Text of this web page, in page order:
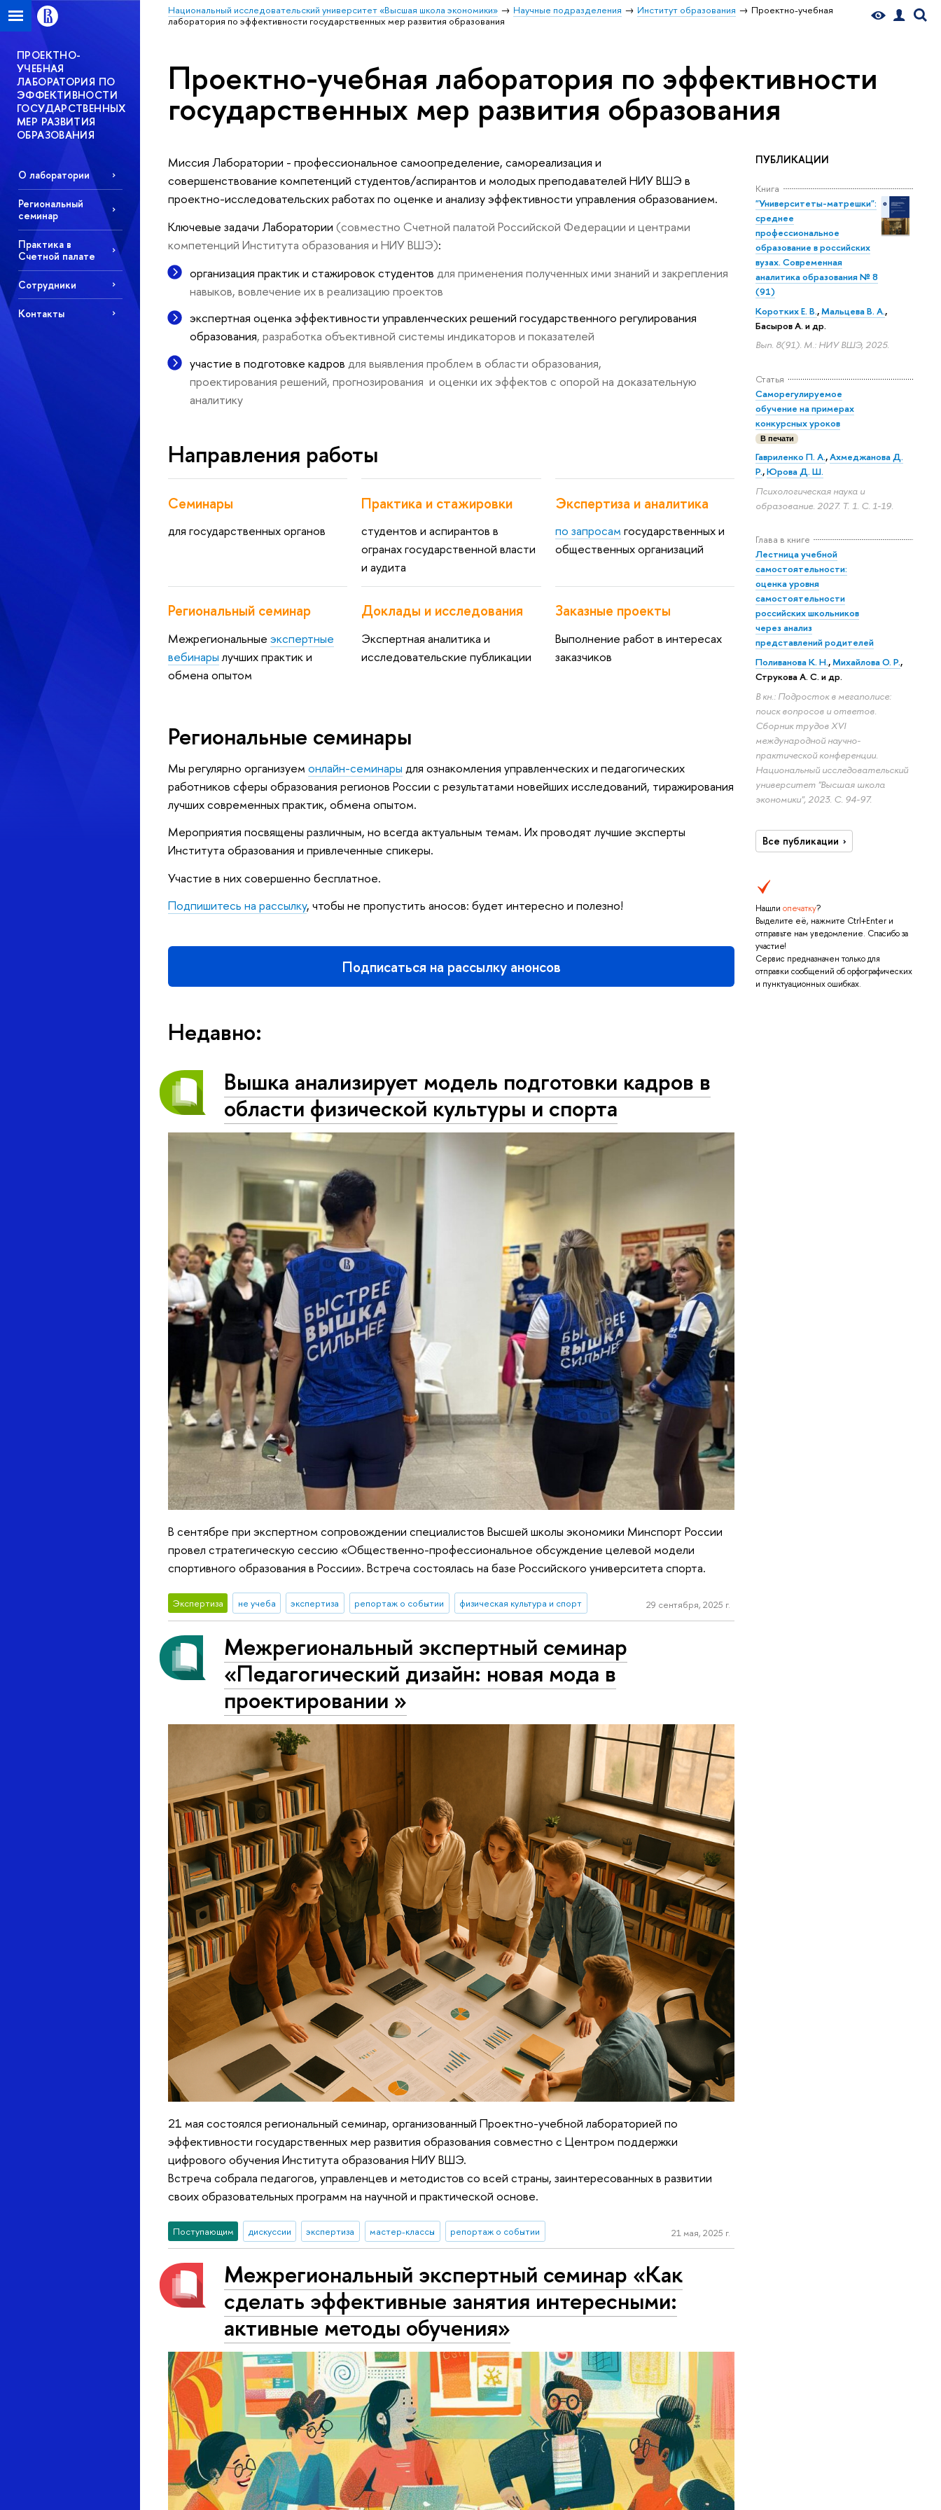
Национальный исследовательский университет «Высшая школа экономики» Научные подразделения Институт образования
Проектно-учебная
лаборатория по эффективности государственных мер развития образования
ПРОЕКТНО-
УЧЕБНАЯ
ЛАБОРАТОРИЯ ПО
ЭФФЕКТИВНОСТИ
ГОСУДАРСТВЕННЫХ
МЕР РАЗВИТИЯ
ОБРАЗОВАНИЯ
О лаборатории
Региональный
семинар
Практика
Счетной палате
Сотрудники
Контакты
Проектно-учебная лаборатория по эффективности
осударственных мер развития образования
ПУБЛИКАЦИИ
Книга
"Университеты-матрешки":
среднее
профессиональное
образование в российских
узах. Современная
аналитика образования № 8
(91)
Коротких Е. В.,Мальцева В. А.,
Басыров А. и др.
ып. 8(91). М.: НИУ ВШЭ, 2025.
Статья
Саморегулируемое
обучение на примерах
конкурсных уроко
печати
Гавриленко П. А.,Ахмеджанова Д.
Р.,Юрова Д. Ш.
Психологическая наука и
образование. 2027. Т. 1. С. 1-19.
Глава в книге
Лестница учебной
самостоятельности:
оценка уровня
самостоятельности
российских школьнико
через анализ
представлений родителей
Поливанова К. Н.,Михайлова О. Р.,
Струкова А. С. и др.
кн.: Подросток в мегаполисе:
поиск вопросов и ответов.
Сборник трудов XVI
международной научно-
практической конференции.
Национальный исследовательский
университет "Высшая школа
экономики", 2023. С. 94-97.
се публикации
Нашли опечатку?
ыделите её, нажмите Ctrl+Enter и
отправьте нам уведомление. Спасибо за
участие!
Сервис предназначен только для
отправки сообщений об орфографических
и пунктуационных ошибках.
Миссия Лаборатории - профессиональное самоопределение, самореализация и
совершенствование компетенций студентов/аспирантов и молодых преподавателей НИУ ВШЭ
проектно-исследовательских работах по оценке и анализу эффективности управления образованием.
Ключевые задачи Лаборатории (совместно Счетной палатой Российской Федерации и центрами
компетенций Института образования и НИУ ВШЭ):
организация практик и стажировок студенто для применения полученных ими знаний и закрепления
навыков, вовлечение их в реализацию проекто
экспертная оценка эффективности управленческих решений государственного регулирования
образования, разработка объективной системы индикаторов и показателей
участие в подготовке кадро для выявления проблем в области образования,
проектирования решений, прогнозирования и оценки их эффектов с опорой на доказательную
аналитику
Направления работы
Семинары
для государственных органо
Практика и стажировки
студентов и аспиранто
огранах государственной власти
и аудита
Экспертиза и аналитика
по запросам осударственных и
общественных организаций
Региональный семинар
Межрегиональные экспертные
ебинарылучших практик и
обмена опытом
Доклады и исследования
Экспертная аналитика и
исследовательские публикации
Заказные проекты
ыполнение работ в интересах
заказчико
Региональные семинары
Мы регулярно организуем онлайн-семинары для ознакомления управленческих и педагогических
работников сферы образования регионов России с результатами новейших исследований, тиражирования
лучших современных практик, обмена опытом.
Мероприятия посвящены различным, но всегда актуальным темам. Их проводят лучшие эксперты
Института образования и привлеченные спикеры.
Участие в них совершенно бесплатное.
Подпишитесь на рассылку, чтобы не пропустить аносов: будет интересно и полезно!
Подписаться на рассылку анонсо
Недавно:
ышка анализирует модель подготовки кадро
области физической культуры и спорта
сентябре при экспертном сопровождении специалистов Высшей школы экономики Минспорт России
провел стратегическую сессию «Общественно-профессиональное обсуждение целевой модели
спортивного образования в России». Встреча состоялась на базе Российского университета спорта.
Экспертиза не учеба экспертиза репортаж о событии физическая культура и спорт 29 сентября, 2025 г.
Межрегиональный экспертный семинар
«Педагогический дизайн: новая мода
проектировании »
21 мая состоялся региональный семинар, организованный Проектно-учебной лабораторией по
эффективности государственных мер развития образования совместно с Центром поддержки
цифрового обучения Института образования НИУ ВШЭ.
стреча собрала педагогов, управленцев и методистов со всей страны, заинтересованных в развитии
своих образовательных программ на научной и практической основе.
Поступающим дискуссии экспертиза мастер-классы репортаж о событии 21 мая, 2025 г.
Межрегиональный экспертный семинар «Как
сделать эффективные занятия интересными:
активные методы обучения»